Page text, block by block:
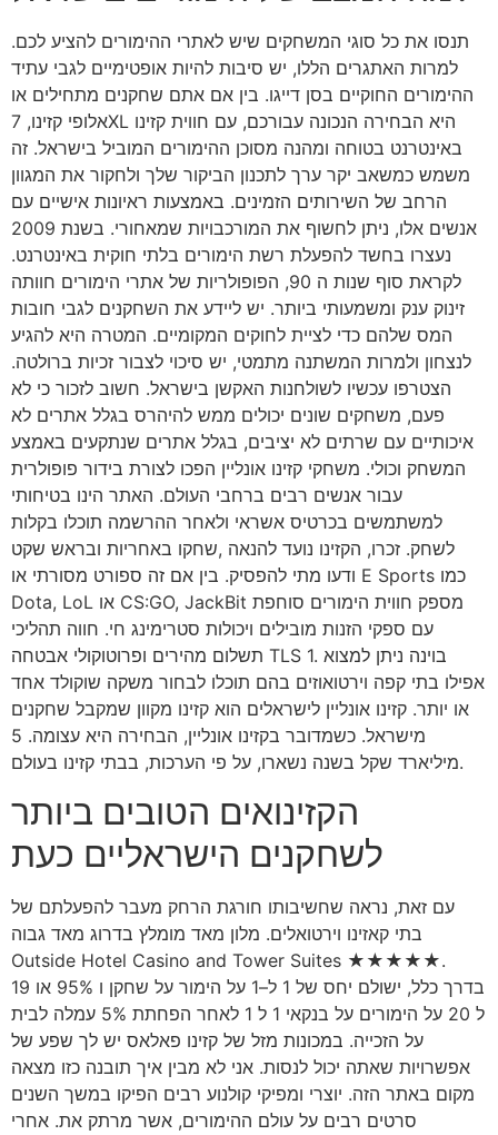
תנסו את כל סוגי המשחקים שיש לאתרי ההימורים להציע לכם.
למרות האתגרים הללו, יש סיבות להיות אופטימיים לגבי עתיד
ההימורים החוקיים בסן דייגו. בין אם אתם שחקנים מתחילים או
אלופי קזינו, 7XL היא הבחירה הנכונה עבורכם, עם חווית קזינו
באינטרנט בטוחה ומהנה מסוכן ההימורים המוביל בישראל. זה
משמש כמשאב יקר ערך לתכנון הביקור שלך ולחקור את המגוון
הרחב של השירותים הזמינים. באמצעות ראיונות אישיים עם
אנשים אלו, ניתן לחשוף את המורכבויות שמאחורי. בשנת 2009
נעצרו בחשד להפעלת רשת הימורים בלתי חוקית באינטרנט.
לקראת סוף שנות ה 90, הפופולריות של אתרי הימורים חוותה
זינוק ענק ומשמעותי ביותר. יש ליידע את השחקנים לגבי חובות
המס שלהם כדי לציית לחוקים המקומיים. המטרה היא להגיע
לנצחון ולמרות המשתנה מתמטי, יש סיכוי לצבור זכיות ברולטה.
הצטרפו עכשיו לשולחנות האקשן בישראל. חשוב לזכור כי לא
פעם, משחקים שונים יכולים ממש להיהרס בגלל אתרים לא
איכותיים עם שרתים לא יציבים, בגלל אתרים שנתקעים באמצע
המשחק וכולי. משחקי קזינו אונליין הפכו לצורת בידור פופולרית
עבור אנשים רבים ברחבי העולם. האתר הינו בטיחותי
למשתמשים בכרטיס אשראי ולאחר ההרשמה תוכלו בקלות
לשחק. זכרו, הקזינו נועד להנאה ,שחקו באחריות ובראש שקט
ודעו מתי להפסיק. בין אם זה ספורט מסורתי או E Sports כמו
Dota, LoL או CS:GO, JackBit מספק חווית הימורים סוחפת
עם ספקי הזנות מובילים ויכולות סטרימינג חי. חווה תהליכי
תשלום מהירים ופרוטוקולי אבטחה TLS 1. בוינה ניתן למצוא
אפילו בתי קפה וירטואוזים בהם תוכלו לבחור משקה שוקולד אחד
או יותר. קזינו אונליין לישראלים הוא קזינו מקוון שמקבל שחקנים
מישראל. כשמדובר בקזינו אונליין, הבחירה היא עצומה. 5
מיליארד שקל בשנה נשארו, על פי הערכות, בבתי קזינו בעולם.
הקזינואים הטובים ביותר
לשחקנים הישראליים כעת
עם זאת, נראה שחשיבותו חורגת הרחק מעבר להפעלתם של
בתי קאזינו וירטואלים. מלון מאד מומלץ בדרוג מאד גבוה
Outside Hotel Casino and Tower Suites ★★★★★.
בדרך כלל, ישולם יחס של 1 ל–1 על הימור על שחקן ו 95% או 19
ל 20 על הימורים על בנקאי 1 ל 1 לאחר הפחתת 5% עמלה לבית
על הזכייה. במכונות מזל של קזינו פאלאס יש לך שפע של
אפשרויות שאתה יכול לנסות. אני לא מבין איך תובנה כזו מצאה
מקום באתר הזה. יוצרי ומפיקי קולנוע רבים הפיקו במשך השנים
סרטים רבים על עולם ההימורים, אשר מרתק את. אחרי